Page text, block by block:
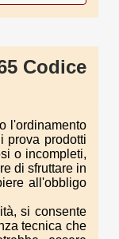
Codice
l'ordinamento
prova prodotti
o incompleti,
di sfruttare in
all'obbligo
si consente
tecnica che